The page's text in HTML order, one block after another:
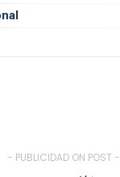
- PUBLICIDAD ON POST -